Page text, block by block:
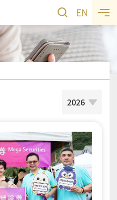
EN